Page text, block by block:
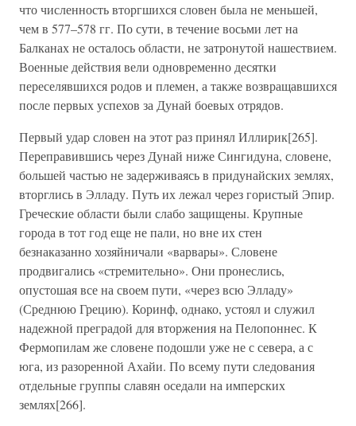
что численность вторгшихся словен была не меньшей,
чем в 577–578 гг. По сути, в течение восьми лет на
Балканах не осталось области, не затронутой нашествием.
Военные действия вели одновременно десятки
переселявшихся родов и племен, а также возвращавшихся
после первых успехов за Дунай боевых отрядов.
Первый удар словен на этот раз принял Иллирик[265].
Переправившись через Дунай ниже Сингидуна, словене,
большей частью не задерживаясь в придунайских землях,
вторглись в Элладу. Путь их лежал через гористый Эпир.
Греческие области были слабо защищены. Крупные
города в тот год еще не пали, но вне их стен
безнаказанно хозяйничали «варвары». Словене
продвигались «стремительно». Они пронеслись,
опустошая все на своем пути, «через всю Элладу»
(Среднюю Грецию). Коринф, однако, устоял и служил
надежной преградой для вторжения на Пелопоннес. К
Фермопилам же словене подошли уже не с севера, а с
юга, из разоренной Ахайи. По всему пути следования
отдельные группы славян оседали на имперских
землях[266].